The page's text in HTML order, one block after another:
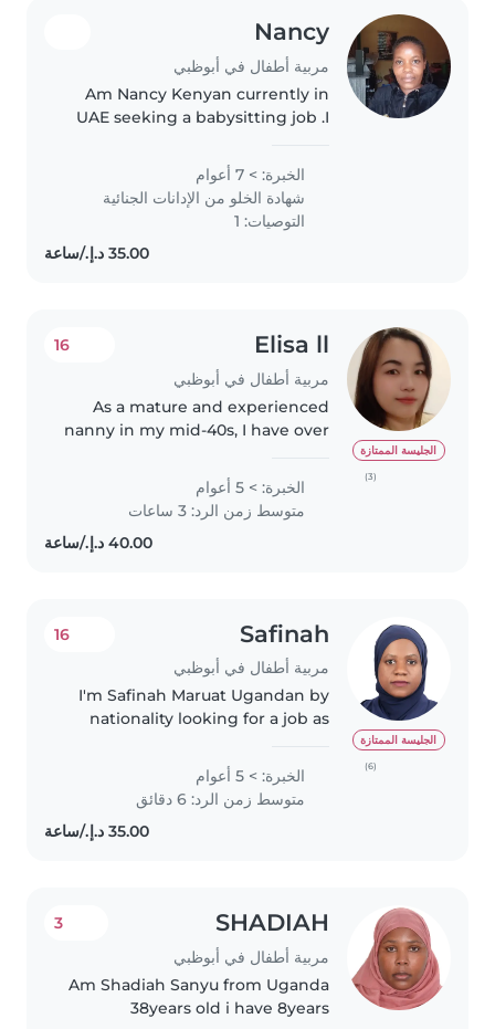
Nancy
مربية أطفال في أبوظبي
Am Nancy Kenyan currently in
UAE seeking a babysitting job .I
with local family, British family
and south Africa family taking
care of kids of different..
الخبرة: > 7 أعوام
شهادة الخلو من الإدانات الجنائية
التوصيات: 1
الجليسة الممتازة
(3)
Elisa ll
مربية أطفال في أبوظبي
16
As a mature and experienced
nanny in my mid-40s, I have over
caring for children of all ages,
from toddlers to school-aged
kids. I'm a responsible, friendly,..
الخبرة: > 5 أعوام
متوسط زمن الرد: 3 ساعات
الجليسة الممتازة
(6)
Safinah
مربية أطفال في أبوظبي
16
I'm Safinah Maruat Ugandan by
nationality looking for a job as
with kids and have 6 years of
experience working with them. I
would love to introduce..
الخبرة: > 5 أعوام
متوسط زمن الرد: 6 دقائق
SHADIAH
مربية أطفال في أبوظبي
3
Am Shadiah Sanyu from Uganda
38years old i have 8years